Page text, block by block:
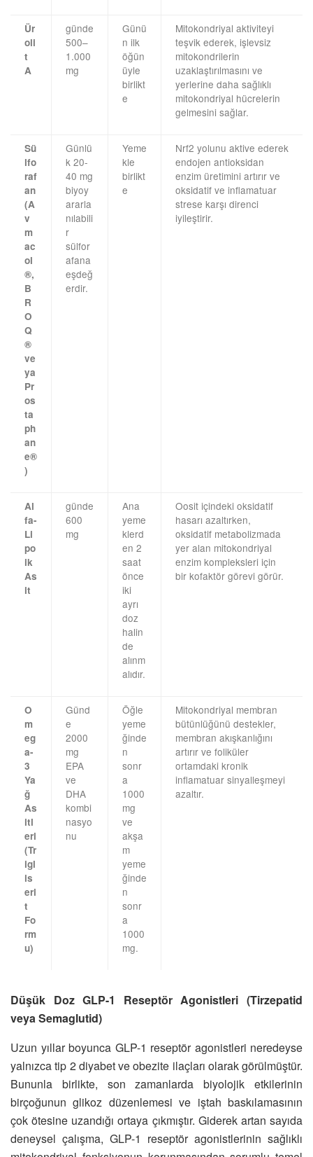
Ür
oli
t
A
günde
500–
1.000
mg
Günü
n ilk
öğün
üyle
birlikt
e
Mitokondriyal aktiviteyi
teşvik ederek, işlevsiz
mitokondrilerin
uzaklaştırılmasını ve
yerlerine daha sağlıklı
mitokondriyal hücrelerin
gelmesini sağlar.
Sü
lfo
raf
an
(A
v
m
ac
ol
®,
B
R
O
Q
®
ve
ya
Pr
os
ta
ph
an
e®
)
Günlü
k 20-
40 mg
biyoy
ararla
nılabili
r
sülfor
afana
eşdeğ
erdir.
Yeme
kle
birlikt
e
Nrf2 yolunu aktive ederek
endojen antioksidan
enzim üretimini artırır ve
oksidatif ve inflamatuar
strese karşı direnci
iyileştirir.
Al
fa-
Li
po
ik
As
it
günde
600
mg
Ana
yeme
klerd
en 2
saat
önce
iki
ayrı
doz
halin
de
alınm
alıdır.
Oosit içindeki oksidatif
hasarı azaltırken,
oksidatif metabolizmada
yer alan mitokondriyal
enzim kompleksleri için
bir kofaktör görevi görür.
O
m
eg
a-
3
Ya
ğ
As
itl
eri
(Tr
igl
is
eri
t
Fo
rm
u)
Günd
e
2000
mg
EPA
ve
DHA
kombi
nasyo
nu
Öğle
yeme
ğinde
n
sonr
a
1000
mg
ve
akşa
m
yeme
ğinde
n
sonr
a
1000
mg.
Mitokondriyal membran
bütünlüğünü destekler,
membran akışkanlığını
artırır ve foliküler
ortamdaki kronik
inflamatuar sinyalleşmeyi
azaltır.
Düşük Doz GLP-1 Reseptör Agonistleri (Tirzepatid
veya Semaglutid)
Uzun yıllar boyunca GLP-1 reseptör agonistleri neredeyse
yalnızca tip 2 diyabet ve obezite ilaçları olarak görülmüştür.
Bununla birlikte, son zamanlarda biyolojik etkilerinin
birçoğunun glikoz düzenlemesi ve iştah baskılamasının
çok ötesine uzandığı ortaya çıkmıştır. Giderek artan sayıda
deneysel çalışma, GLP-1 reseptör agonistlerinin sağlıklı